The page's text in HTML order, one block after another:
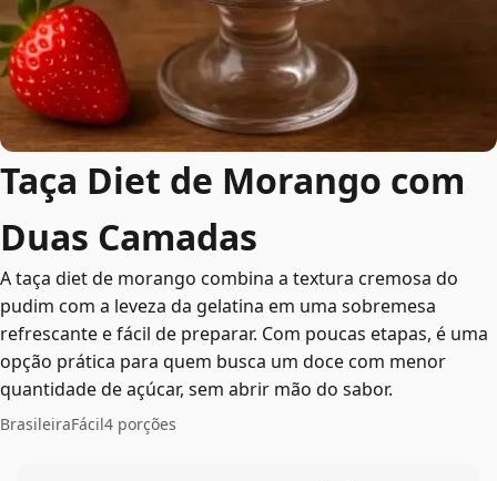
Taça Diet de Morango com
Duas Camadas
A taça diet de morango combina a textura cremosa do
pudim com a leveza da gelatina em uma sobremesa
refrescante e fácil de preparar. Com poucas etapas, é uma
opção prática para quem busca um doce com menor
quantidade de açúcar, sem abrir mão do sabor.
BrasileiraFácil4 porções